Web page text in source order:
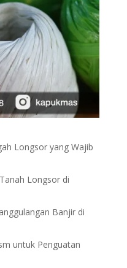
Longsor yang Wajib
Longsor di
Banjir di
untuk Penguatan